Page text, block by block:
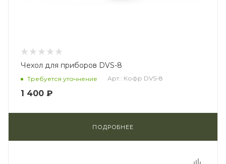
Чехол для приборов DVS-8
Требуется уточнение Арт.: Кофр DVS-8
1 400 ₽
ПОДРОБНЕЕ